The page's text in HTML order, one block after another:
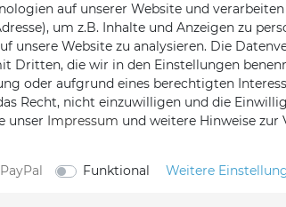
auf unserer Website und
um z.B. Inhalte und Anzeigen zu
unsere Website zu analysieren. Die
Dritten, die wir in den Einstellungen
oder aufgrund eines berechtigten
Recht, nicht einzuwilligen und die
unser Impressum und weitere Hinweise zur
PayPal Funktional Weitere